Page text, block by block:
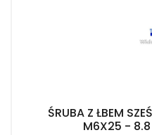
ŚRUBA Z ŁBEM
M6X25 -